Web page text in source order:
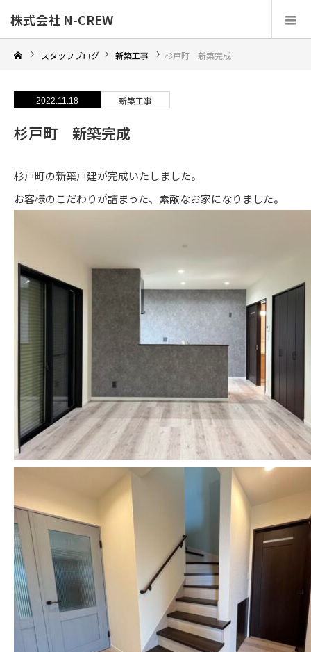
株式会社 N-CREW
スタッフブログ 新築工事 杉戸町 新築完成
2022.11.18 新築工事
杉戸町 新築完成
杉戸町の新築戸建が完成いたしました。
お客様のこだわりが詰まった、素敵なお家になりました。